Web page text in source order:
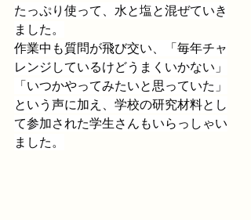
たっぷり使って、水と塩と混ぜていき
ました。
作業中も質問が飛び交い、「毎年チャ
レンジしているけどうまくいかない」
「いつかやってみたいと思っていた」
という声に加え、学校の研究材料とし
て参加された学生さんもいらっしゃい
ました。